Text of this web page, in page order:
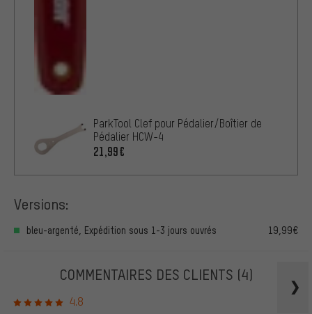
ParkTool Clef pour Pédalier/Boîtier de
Pédalier HCW-4
21,99€
Versions:
bleu-argenté, Expédition sous 1-3 jours ouvrés 19,99€
COMMENTAIRES DES CLIENTS (4)
4.8